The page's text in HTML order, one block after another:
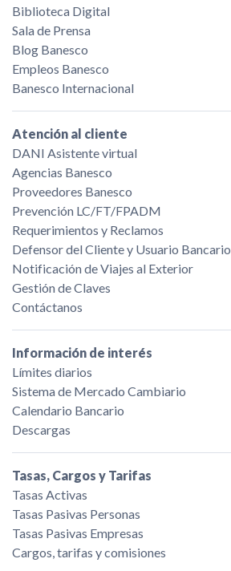
Biblioteca Digital
Sala de Prensa
Blog Banesco
Empleos Banesco
Banesco Internacional
Atención al cliente
DANI Asistente virtual
Agencias Banesco
Proveedores Banesco
Prevención LC/FT/FPADM
Requerimientos y Reclamos
Defensor del Cliente y Usuario Bancario
Notificación de Viajes al Exterior
Gestión de Claves
Contáctanos
Información de interés
Límites diarios
Sistema de Mercado Cambiario
Calendario Bancario
Descargas
Tasas, Cargos y Tarifas
Tasas Activas
Tasas Pasivas Personas
Tasas Pasivas Empresas
Cargos, tarifas y comisiones